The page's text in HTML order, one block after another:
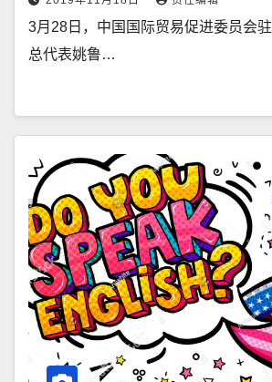
3月28日，中国国际贸易促进委员会
总代表姚鲁…